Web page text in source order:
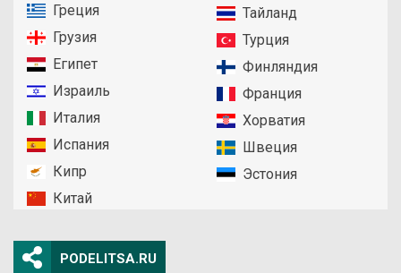
Греция
Грузия
Египет
Израиль
Италия
Испания
Кипр
Китай
Тайланд
Турция
Финляндия
Франция
Хорватия
Швеция
Эстония
PODELITSA.RU